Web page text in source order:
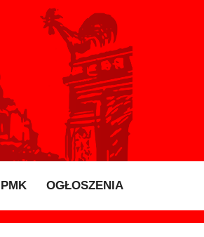
OGŁOSZENIA